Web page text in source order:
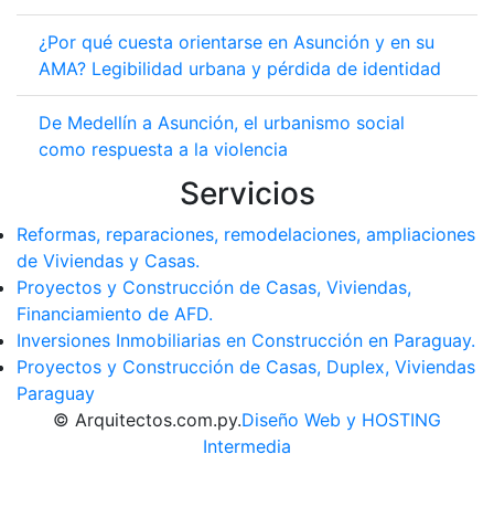
¿Por qué cuesta orientarse en Asunción y en su
AMA? Legibilidad urbana y pérdida de identidad
De Medellín a Asunción, el urbanismo social
como respuesta a la violencia
Servicios
Reformas, reparaciones, remodelaciones, ampliaciones
de Viviendas y Casas.
Proyectos y Construcción de Casas, Viviendas,
Financiamiento de AFD.
Inversiones Inmobiliarias en Construcción en Paraguay.
Proyectos y Construcción de Casas, Duplex, Viviendas
Paraguay
© Arquitectos.com.py.Diseño Web y HOSTING
Intermedia